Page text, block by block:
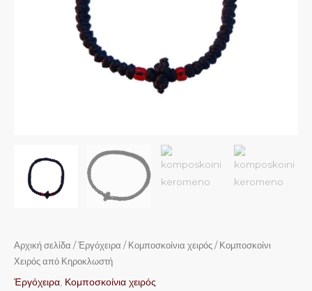
Αρχική σελίδα /Ἐργόχειρα / Κομποσκοίνια χειρός / Κομποσκοίνι
Χειρός από Κηροκλωστή
Ἐργόχειρα Κομποσκοίνια χειρός